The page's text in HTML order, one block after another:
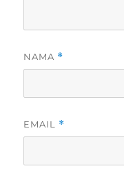
NAMA *
EMAIL *